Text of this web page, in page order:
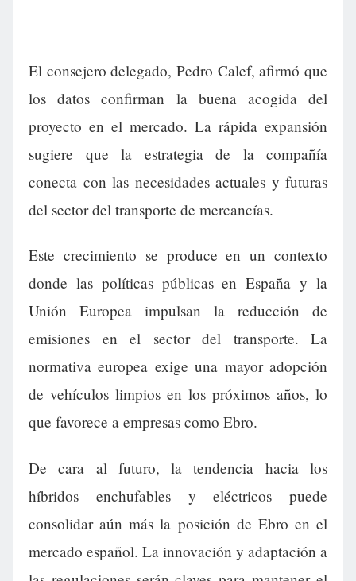
El consejero delegado, Pedro Calef, afirmó que
los datos confirman la buena acogida del
proyecto en el mercado. La rápida expansión
sugiere que la estrategia de la compañía
conecta con las necesidades actuales y futuras
del sector del transporte de mercancías.
Este crecimiento se produce en un contexto
donde las políticas públicas en España y la
Unión Europea impulsan la reducción de
emisiones en el sector del transporte. La
normativa europea exige una mayor adopción
de vehículos limpios en los próximos años, lo
que favorece a empresas como Ebro.
De cara al futuro, la tendencia hacia los
híbridos enchufables y eléctricos puede
consolidar aún más la posición de Ebro en el
mercado español. La innovación y adaptación a